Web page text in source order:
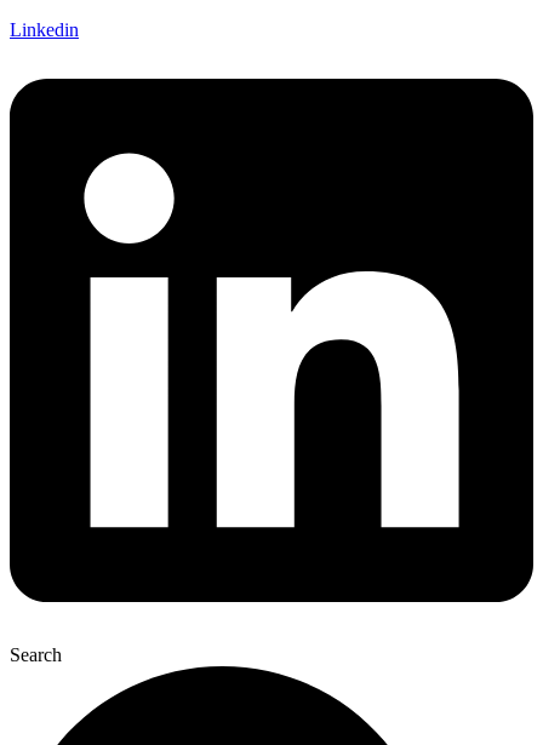
Linkedin
Search